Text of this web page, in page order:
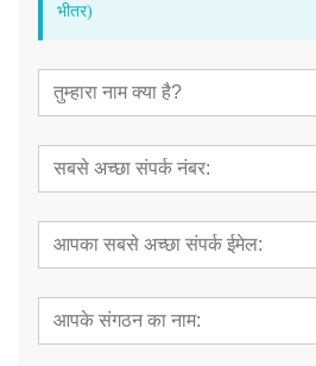
भीतर)